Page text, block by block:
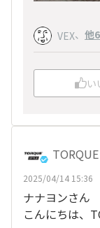
VEX、 他
い
2025/04/14 15:36
ナナヨンさん
こんにちは、